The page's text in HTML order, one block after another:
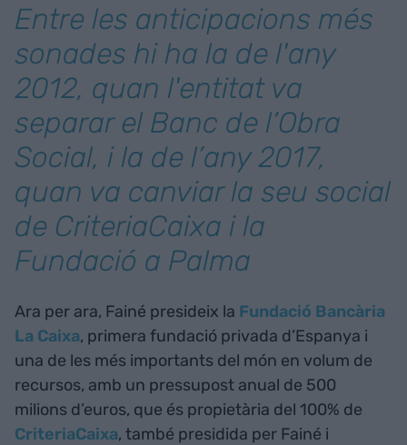
Entre les anticipacions més
sonades hi ha la de l'any
2012, quan l'entitat va
separar el Banc de l’Obra
Social, i la de l’any 2017,
quan va canviar la seu social
de CriteriaCaixa i la
Fundació a Palma
Ara per ara, Fainé presideix la Fundació Bancària
La Caixa, primera fundació privada d’Espanya i
una de les més importants del món en volum de
recursos, amb un pressupost anual de 500
milions d’euros, que és propietària del 100% de
CriteriaCaixa, també presidida per Fainé i